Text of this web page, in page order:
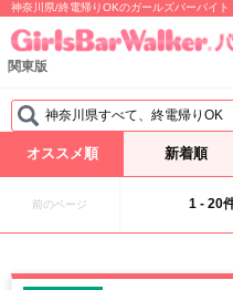
神奈川県/終電帰りOKのガールズバーバイ
関東版
神奈川県すべて、終電帰りOK
オススメ順 新着順
前のページ 1 - 20